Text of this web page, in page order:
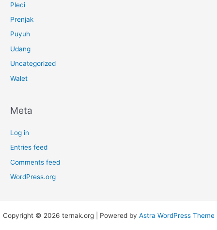
Pleci
Prenjak
Puyuh
Udang
Uncategorized
Walet
Meta
Log in
Entries feed
Comments feed
WordPress.org
Copyright © 2026 ternak.org | Powered by Astra WordPress Theme